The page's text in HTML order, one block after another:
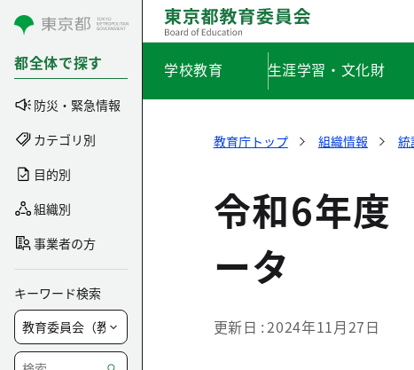
コンテンツにスキップ
都全体で探す
防災・緊急情報
カテゴリ別
目的別
組織別
事業者の方
キーワード検索
学校教育 生涯学習・文化財
教育庁トップ 組織情報 統
令和6年度
ータ
更新日 2024年11月27日